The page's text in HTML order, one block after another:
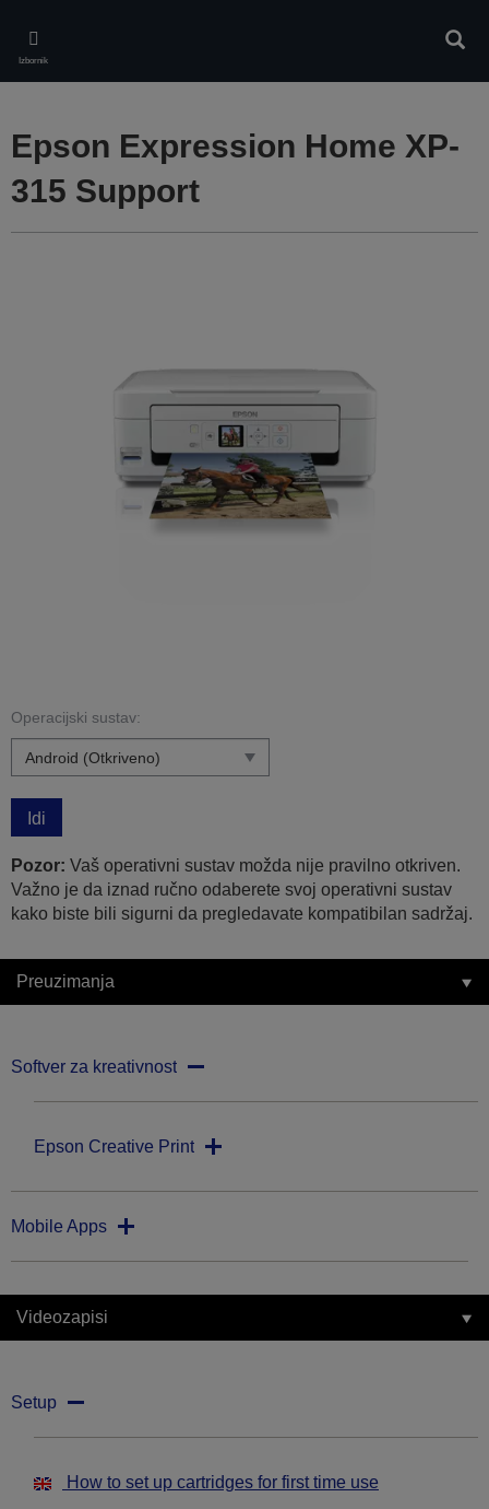
main
content
Izbornik
Epson Expression Home XP-
315 Support
Operacijski sustav:
Idi
Pozor: Vaš operativni sustav možda nije pravilno otkriven.
Važno je da iznad ručno odaberete svoj operativni sustav
kako biste bili sigurni da pregledavate kompatibilan sadržaj.
Preuzimanja
Softver za kreativnost
Epson Creative Print
Mobile Apps
Videozapisi
Setup
How to set up cartridges for first time use